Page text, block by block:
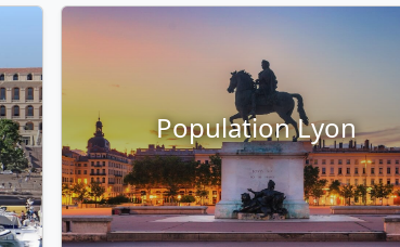
Population Lyon